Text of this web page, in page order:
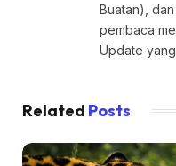
Buatan),
pembaca
Update
Related Posts